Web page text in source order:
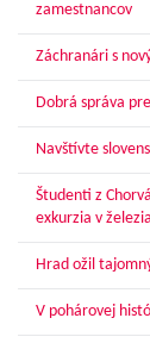
zamestnancov
Záchranári s
Dobrá správa
Navštívte
Študenti z
exkurzia v
Hrad ožil
V pohárovej